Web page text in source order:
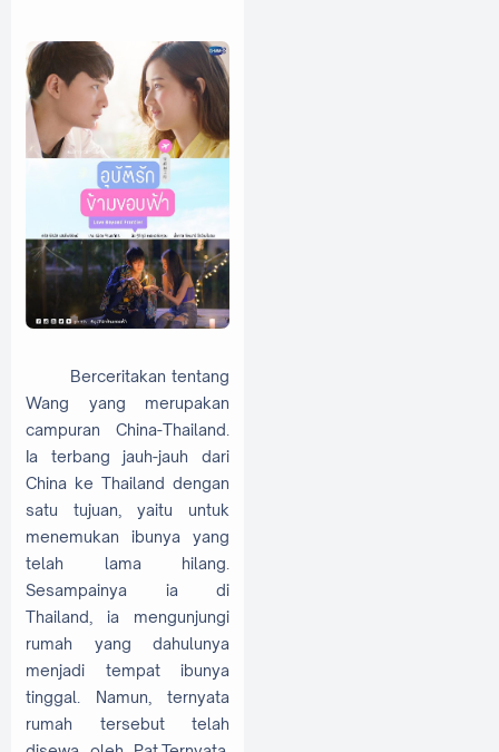
Berceritakan tentang
Wang yang merupakan
campuran China-Thailand.
Ia terbang jauh-jauh dari
China ke Thailand dengan
satu tujuan, yaitu untuk
menemukan ibunya yang
telah lama hilang.
Sesampainya ia di
Thailand, ia mengunjungi
rumah yang dahulunya
menjadi tempat ibunya
tinggal. Namun, ternyata
rumah tersebut telah